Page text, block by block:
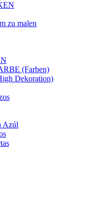
zu malen
(Farben)
Dekoration)
Azúl